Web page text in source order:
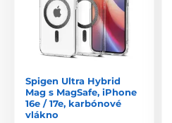
Spigen Ultra Hybrid
Mag s MagSafe, iPhone
16e / 17e, karbónové
vlákno